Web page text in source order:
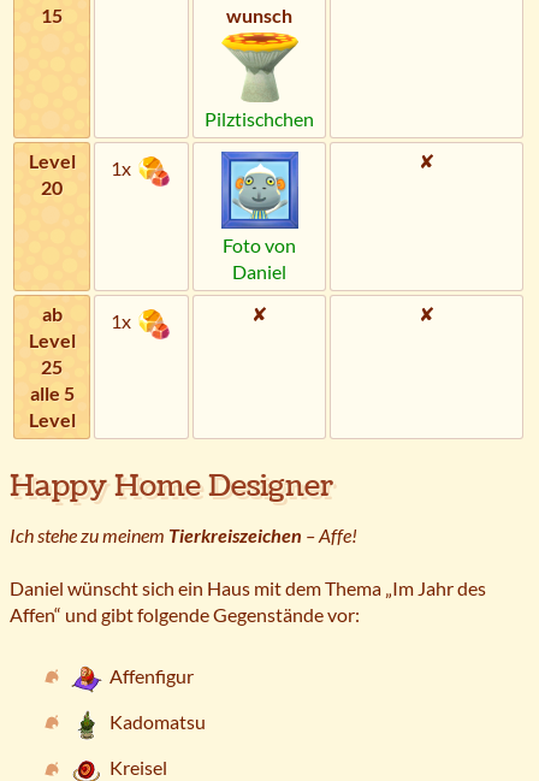
15 wunsch
Pilztischchen
Level
20
1x
Foto von
Daniel
✘
ab
Level
25
alle 5
Level
1x ✘ ✘
Happy Home Designer
Ich stehe zu meinem Tierkreiszeichen – Affe!
Daniel wünscht sich ein Haus mit dem Thema „Im Jahr des
Affen“ und gibt folgende Gegenstände vor:
Affenfigur
Kadomatsu
Kreisel